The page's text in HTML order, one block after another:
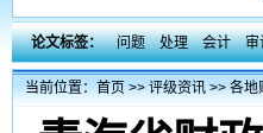
论文标签： 问题 处理 会计 审
当前位置：首页>>评级资讯>>各地